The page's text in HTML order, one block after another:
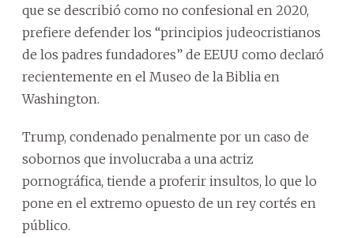
que se describió como no confesional en 2020,
prefiere defender los “principios judeocristianos
de los padres fundadores” de EEUU como declaró
recientemente en el Museo de la Biblia en
Washington.
Trump, condenado penalmente por un caso de
sobornos que involucraba a una actriz
pornográfica, tiende a proferir insultos, lo que lo
pone en el extremo opuesto de un rey cortés en
público.